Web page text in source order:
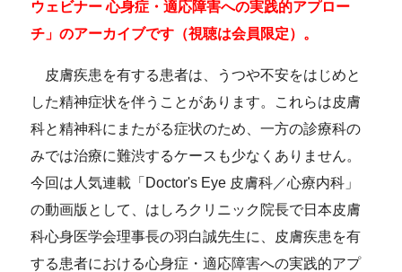
ウェビナー 心身症・適応障害への実践的アプロー
チ」のアーカイブです（視聴は会員限定）。
皮膚疾患を有する患者は、うつや不安をはじめと
した精神症状を伴うことがあります。これらは皮膚
科と精神科にまたがる症状のため、一方の診療科の
みでは治療に難渋するケースも少なくありません。
今回は人気連載「Doctor's Eye 皮膚科／心療内科」
の動画版として、はしろクリニック院長で日本皮膚
科心身医学会理事長の羽白誠先生に、皮膚疾患を有
する患者における心身症・適応障害への実践的アプ